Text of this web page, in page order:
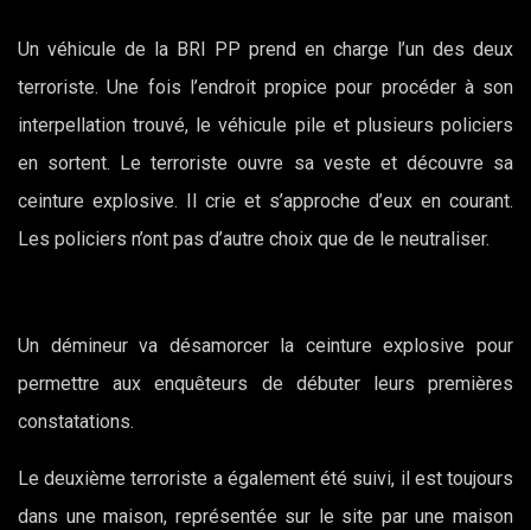
Un véhicule de la BRI PP prend en charge l’un des deux
terroriste. Une fois l’endroit propice pour procéder à son
interpellation trouvé, le véhicule pile et plusieurs policiers
en sortent. Le terroriste ouvre sa veste et découvre sa
ceinture explosive. Il crie et s’approche d’eux en courant.
Les policiers n’ont pas d’autre choix que de le neutraliser.
Un démineur va désamorcer la ceinture explosive pour
permettre aux enquêteurs de débuter leurs premières
constatations.
Le deuxième terroriste a également été suivi, il est toujours
dans une maison, représentée sur le site par une maison